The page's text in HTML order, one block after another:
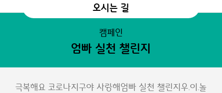
오시는 길
캠페인
엄빠 실천 챌린지
극복해요 코로나지구야 사랑해엄빠 실천 챌린지우.이.놀